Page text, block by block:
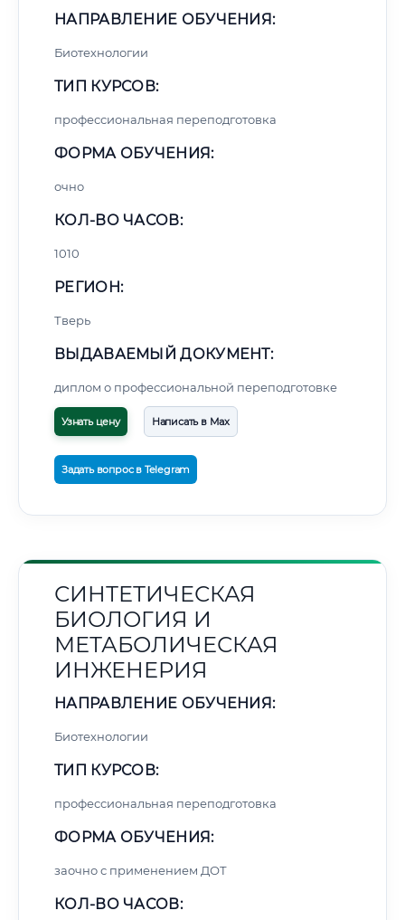
НАПРАВЛЕНИЕ ОБУЧЕНИЯ:
Биотехнологии
ТИП КУРСОВ:
профессиональная переподготовка
ФОРМА ОБУЧЕНИЯ:
очно
КОЛ-ВО ЧАСОВ:
1010
РЕГИОН:
Тверь
ВЫДАВАЕМЫЙ ДОКУМЕНТ:
диплом о профессиональной переподготовке
Узнать цену Написать в Max
Задать вопрос в Telegram
СИНТЕТИЧЕСКАЯ
БИОЛОГИЯ И
МЕТАБОЛИЧЕСКАЯ
ИНЖЕНЕРИЯ
НАПРАВЛЕНИЕ ОБУЧЕНИЯ:
Биотехнологии
ТИП КУРСОВ:
профессиональная переподготовка
ФОРМА ОБУЧЕНИЯ:
заочно с применением ДОТ
КОЛ-ВО ЧАСОВ: